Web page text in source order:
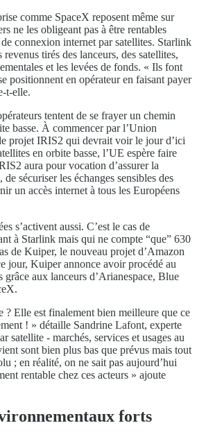
comme SpaceX reposent même sur
ne les obligeant pas à être rentables
connexion internet par satellites. Starlink
tirés des lanceurs, des satellites,
et les levées de fonds. « Ils font
positionnent en opérateur en faisant payer
t-elle.
tentent de se frayer un chemin
basse. À commencer par l’Union
projet IRIS2 qui devrait voir le jour d’ici
en orbite basse, l’UE espère faire
aura pour vocation d’assurer la
sécuriser les échanges sensibles des
un accès internet à tous les Européens
s’activent aussi. C’est le cas de
à Starlink mais qui ne compte “que” 630
de Kuiper, le nouveau projet d’Amazon
jour, Kuiper annonce avoir procédé au
grâce aux lanceurs d’Arianespace, Blue
? Elle est finalement bien meilleure que ce
! » détaille Sandrine Lafont, experte
satellite - marchés, services et usages au
sont bien plus bas que prévus mais tout
; en réalité, on ne sait pas aujourd’hui
rentable chez ces acteurs » ajoute
forts